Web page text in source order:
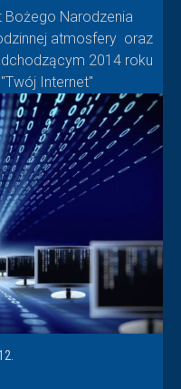
Bożego Narodzenia
i sukcesów w nadchodzącym 2014 roku